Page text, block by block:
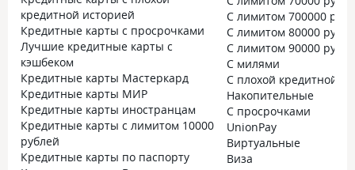
кредитной историей
Кредитные карты с просрочками
Лучшие кредитные карты с
кэшбеком
Кредитные карты Мастеркард
Кредитные карты МИР
Кредитные карты иностранцам
Кредитные карты с лимитом 10000
рублей
Кредитные карты по паспорту
С лимитом 700000
С лимитом 80000
С лимитом 90000
С милями
С плохой кредитной
Накопительные
С просрочками
UnionPay
Виртуальные
Виза